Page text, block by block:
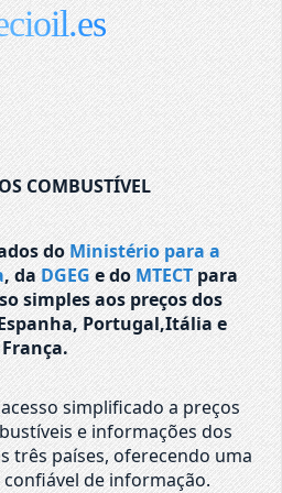
COMBUSTÍVEL
do Ministério para a
, da DGEG e do MTECTpara
simples aos preços dos
Portugal,Itália e
França.
simplificado a preços
e informações dos
três países, oferecendo uma
de informação.